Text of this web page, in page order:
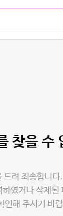
찾을 수
드려 죄송합니다.
였거나 삭제된
인해 주시기 바